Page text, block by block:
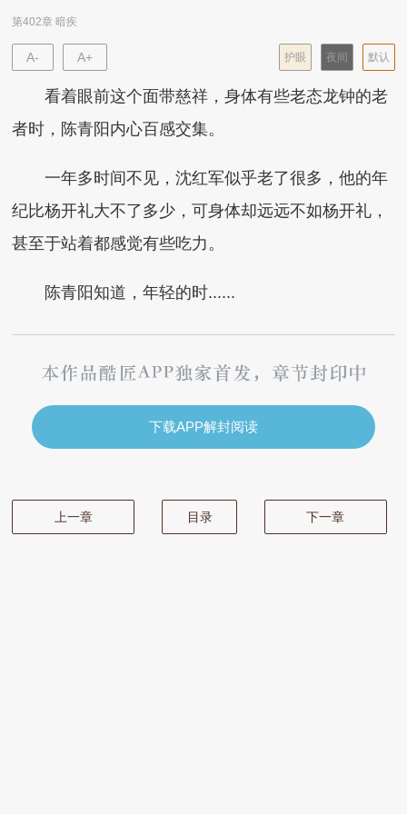
第402章 暗疾
A- A+ 默认
夜间
护眼
看着眼前这个面带慈祥，身体有些老态龙钟的老
者时，陈青阳内心百感交集。
一年多时间不见，沈红军似乎老了很多，他的年
纪比杨开礼大不了多少，可身体却远远不如杨开礼，
甚至于站着都感觉有些吃力。
陈青阳知道，年轻的时......
下载APP解封阅读
上一章 目录 下一章